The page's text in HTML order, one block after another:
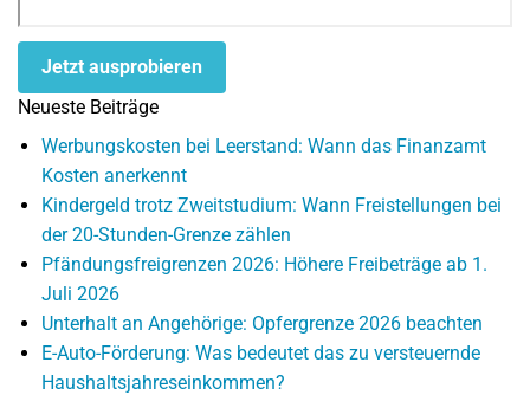
Jetzt ausprobieren
Neueste Beiträge
Werbungskosten bei Leerstand: Wann das Finanzamt
Kosten anerkennt
Kindergeld trotz Zweitstudium: Wann Freistellungen bei
der 20-Stunden-Grenze zählen
Pfändungsfreigrenzen 2026: Höhere Freibeträge ab 1.
Juli 2026
Unterhalt an Angehörige: Opfergrenze 2026 beachten
E-Auto-Förderung: Was bedeutet das zu versteuernde
Haushaltsjahreseinkommen?